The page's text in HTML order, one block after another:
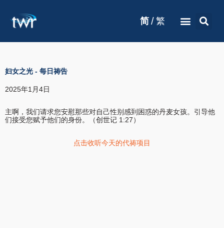
简 / 繁
妇女之光 - 每日祷告
2025年1月4日
主啊，我们请求您安慰那些对自己性别感到困惑的丹麦女孩。引导他
们接受您赋予他们的身份。（创世记 1:27）
点击收听今天的代祷项目